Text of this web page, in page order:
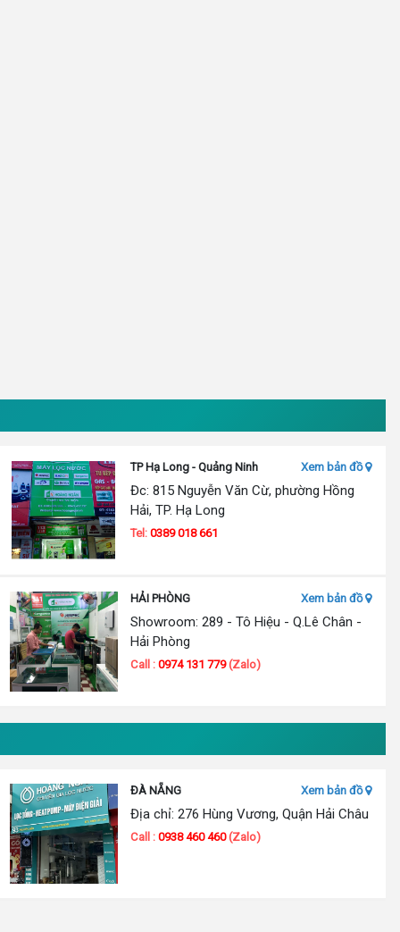
TP Hạ Long - Quảng Ninh Xem bản đồ
Đc: 815 Nguyễn Văn Cừ, phường Hồng
Hải, TP. Hạ Long
Tel:0389 018 661
HẢI PHÒNG Xem bản đồ
Showroom: 289 - Tô Hiệu - Q.Lê Chân -
Hải Phòng
Call :0974 131 779(Zalo)
ĐÀ NẴNG Xem bản đồ
Địa chỉ: 276 Hùng Vương, Quận Hải Châu
Call :0938 460 460(Zalo)